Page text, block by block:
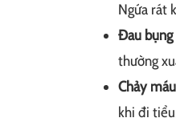
Ngứa rát
Đau bụng
thường
Chảy
khi đi